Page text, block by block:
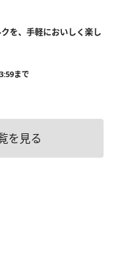
を、手軽においしく楽し
まで
を見る